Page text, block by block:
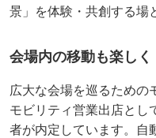
景」を体験・共創する場
会場内の移動も楽し
広大な会場を巡るための
モビリティ営業出店とし
者が内定しています。自